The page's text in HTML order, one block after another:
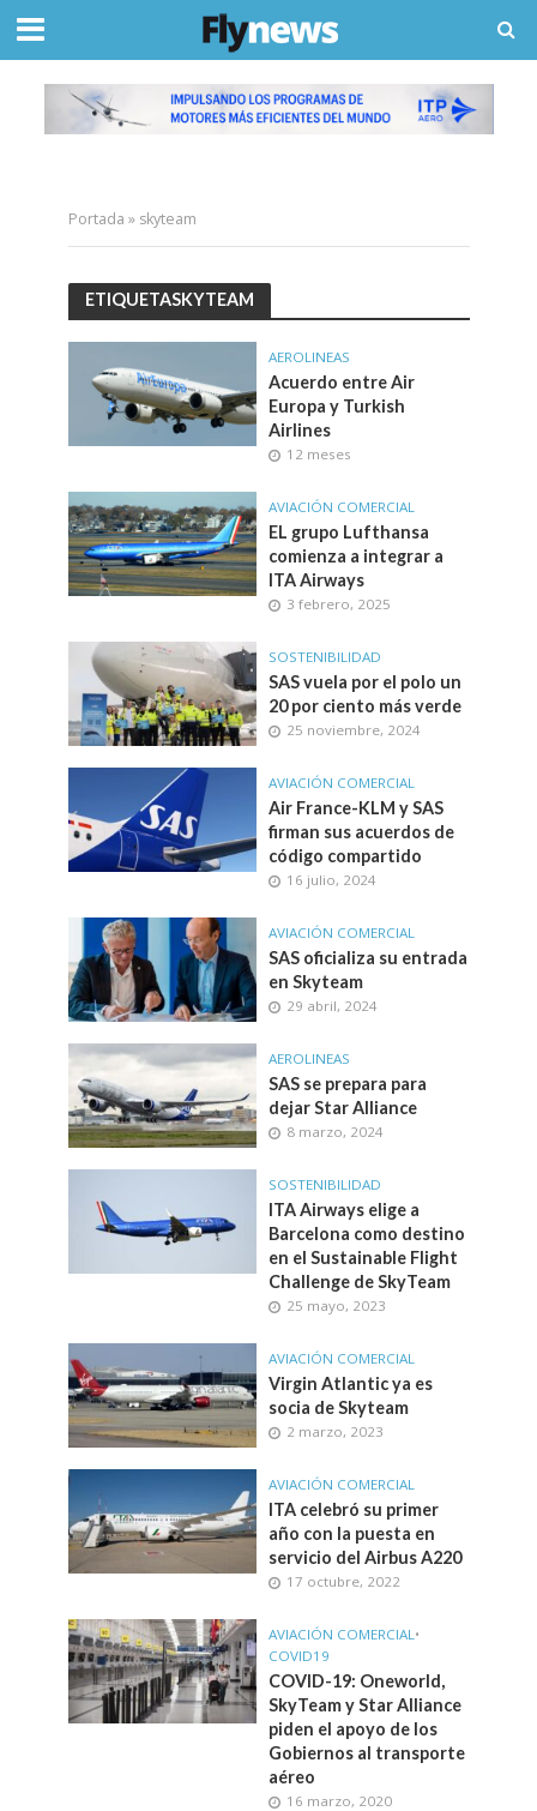
Portada » skyteam
ETIQUETASKYTEAM
AEROLINEAS
Acuerdo entre Air
Europa y Turkish
Airlines
12 meses
AVIACIÓN COMERCIAL
EL grupo Lufthansa
comienza a integrar a
ITA Airways
3 febrero, 2025
SOSTENIBILIDAD
SAS vuela por el polo un
20 por ciento más verde
25 noviembre, 2024
AVIACIÓN COMERCIAL
Air France-KLM y SAS
firman sus acuerdos de
código compartido
16 julio, 2024
AVIACIÓN COMERCIAL
SAS oficializa su entrada
en Skyteam
29 abril, 2024
AEROLINEAS
SAS se prepara para
dejar Star Alliance
8 marzo, 2024
SOSTENIBILIDAD
ITA Airways elige a
Barcelona como destino
en el Sustainable Flight
Challenge de SkyTeam
25 mayo, 2023
AVIACIÓN COMERCIAL
Virgin Atlantic ya es
socia de Skyteam
2 marzo, 2023
AVIACIÓN COMERCIAL
ITA celebró su primer
año con la puesta en
servicio del Airbus A220
17 octubre, 2022
AVIACIÓN COMERCIAL •
COVID19
COVID-19: Oneworld,
SkyTeam y Star Alliance
piden el apoyo de los
Gobiernos al transporte
aéreo
16 marzo, 2020